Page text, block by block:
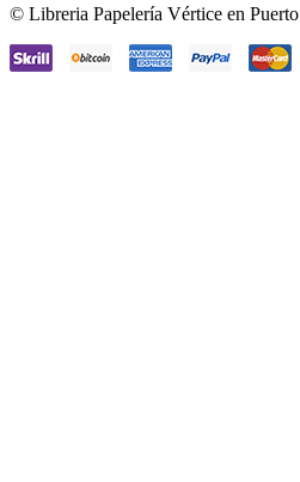
Facebook
Instagram
© Libreria Papelería Vértice en